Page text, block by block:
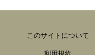
このサイトについて